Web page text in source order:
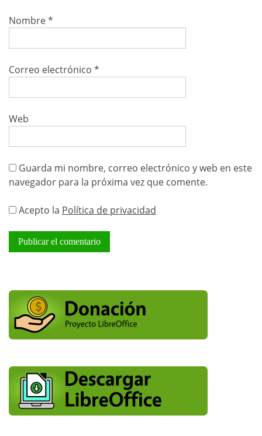
Nombre*
Correo electrónico *
Web
Guarda mi nombre, correo electrónico y web en este
navegador para la próxima vez que comente.
Acepto la Política de privacidad